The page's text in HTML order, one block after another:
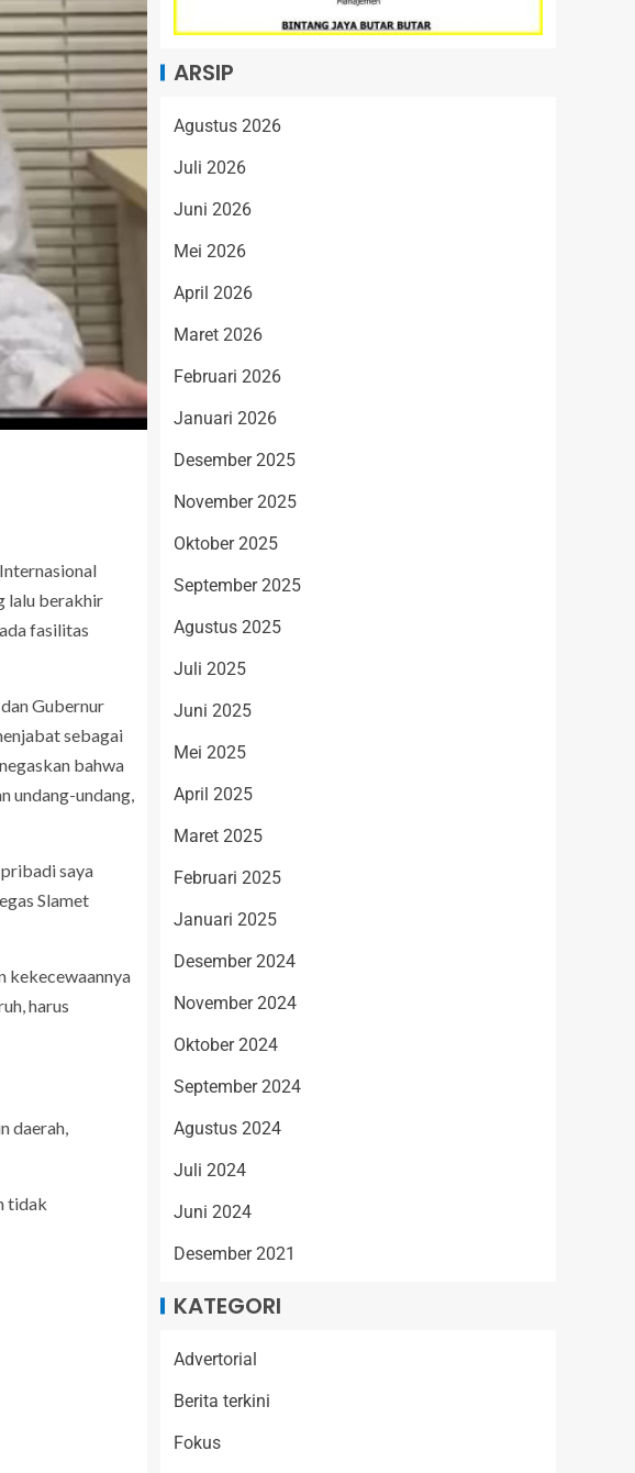
lalu berakhir
fasilitas
Gubernur
sebagai
bahwa
undang-undang,
saya
Slamet
kekecewaannya
harus
daerah,
tidak
ARSIP
Agustus 2026
Juli 2026
Juni 2026
Mei 2026
April 2026
Maret 2026
Februari 2026
Januari 2026
Desember 2025
November 2025
Oktober 2025
September 2025
Agustus 2025
Juli 2025
Juni 2025
Mei 2025
April 2025
Maret 2025
Februari 2025
Januari 2025
Desember 2024
November 2024
Oktober 2024
September 2024
Agustus 2024
Juli 2024
Juni 2024
Desember 2021
KATEGORI
Advertorial
Berita terkini
Fokus